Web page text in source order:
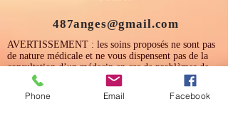
487anges@gmail.com
AVERTISSEMENT : les soins proposés ne sont pas
de nature médicale et ne vous dispensent pas de la
consultation d’un médecin en cas de problèmes de
santé ou psychologiques.
Phone Email Facebook